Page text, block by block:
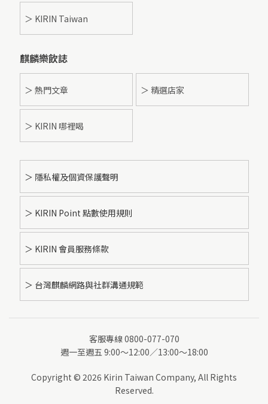
＞ KIRIN Taiwan
麒麟樂飲誌
＞ 熱門文章 ＞ 精選店家
＞ KIRIN 哪裡喝
＞ 隱私權及個資保護聲明
＞ KIRIN Point 點數使用規則
＞ KIRIN 會員服務條款
＞ 台灣麒麟網路與社群溝通規範
客服專線 0800-077-070
週一至週五 9:00～12:00／13:00～18:00
Copyright © 2026 Kirin Taiwan Company, All Rights
Reserved.